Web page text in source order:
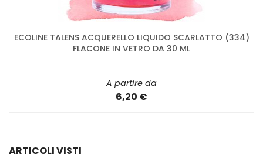
ECOLINE TALENS ACQUERELLO LIQUIDO SCARLATTO (334)
FLACONE IN VETRO DA 30 ML
A partire da
6,20 €
ARTICOLI VISTI